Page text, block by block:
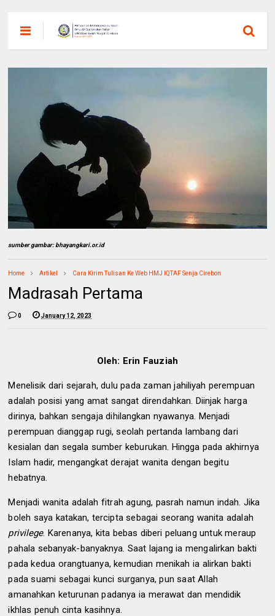
sumber gambar: bhayangkari.or.id
Home Artikel Cara Kirim Tulisan Ke Web HMJ IQTAF Senja Cirebon
Madrasah Pertama
0 January 12, 2023
Oleh: Erin Fauziah
Menelisik dari sejarah, dulu pada zaman jahiliyah perempuan
adalah posisi yang amat sangat direndahkan. Diinjak harga
dirinya, bahkan sengaja dihilangkan nyawanya. Menjadi
perempuan dianggap rugi, seolah pertanda lambang dari
kesialan dan segala sumber keburukan. Hingga pada akhirnya
Islam hadir, mengangkat derajat wanita dengan begitu
hebatnya.
Menjadi wanita adalah fitrah agung, pasrah namun indah. Jika
boleh saya katakan, tercipta sebagai seorang wanita adalah
privilege. Karenanya, kita bebas diberi peluang untuk meraup
pahala sebanyak-banyaknya. Saat lajang ia mengalirkan bakti
pada kedua orangtuanya, kemudian menikah ia alirkan bakti
pada suami sebagai kunci surganya, pun saat Allah
amanahkan keturunan padanya ia merawat dan mendidik
ikhlas penuh cinta kasihnya.